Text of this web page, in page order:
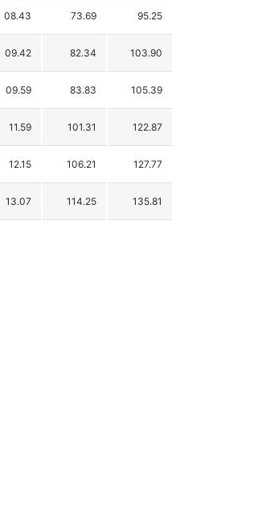
08.43 73.69 95.25
09.42 82.34 103.90
09.59 83.83 105.39
11.59 101.31 122.87
12.15 106.21 127.77
13.07 114.25 135.81